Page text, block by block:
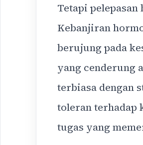
Tetapi
Kebanjiran
berujung pada
yang cenderung
terbiasa dengan
toleran terhadap
tugas yang